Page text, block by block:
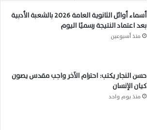
أسماء أوائل الثانوية العامة 2026 بالشعبة الأدبية
بعد اعتماد النتيجة رسميًا اليوم
منذ أسبوعين
حسن النجار يكتب: احترام الآخر واجب مقدس يصون
كيان الإنسان
منذ يوم واحد